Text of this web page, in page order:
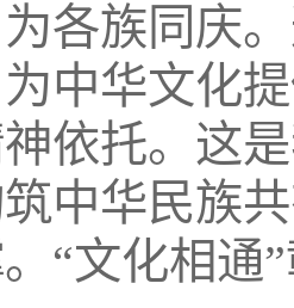
各族同庆
中华文化
依托。这
中华民族
“文化相通